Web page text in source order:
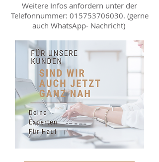
Weitere Infos anfordern unter der
Telefonnummer: 015753706030. (gerne
auch WhatsApp- Nachricht)